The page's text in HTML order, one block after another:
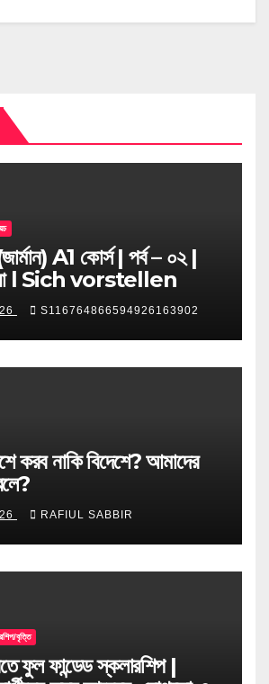
A1 কোর্স | পর্ব – ০২ |
l Sich vorstellen
S116764866594926163902
করব নাকি বিদেশে? আমাদের
RAFIUL SABBIR
বৃত্তি
ফুল ফান্ডেড স্কলারশিপ |